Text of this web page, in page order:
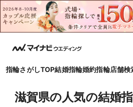
指輪さがしTOP結婚指輪婚約指輪店舗検
滋賀県の人気の結婚